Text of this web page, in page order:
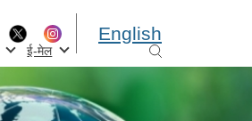
English
ई-मेल